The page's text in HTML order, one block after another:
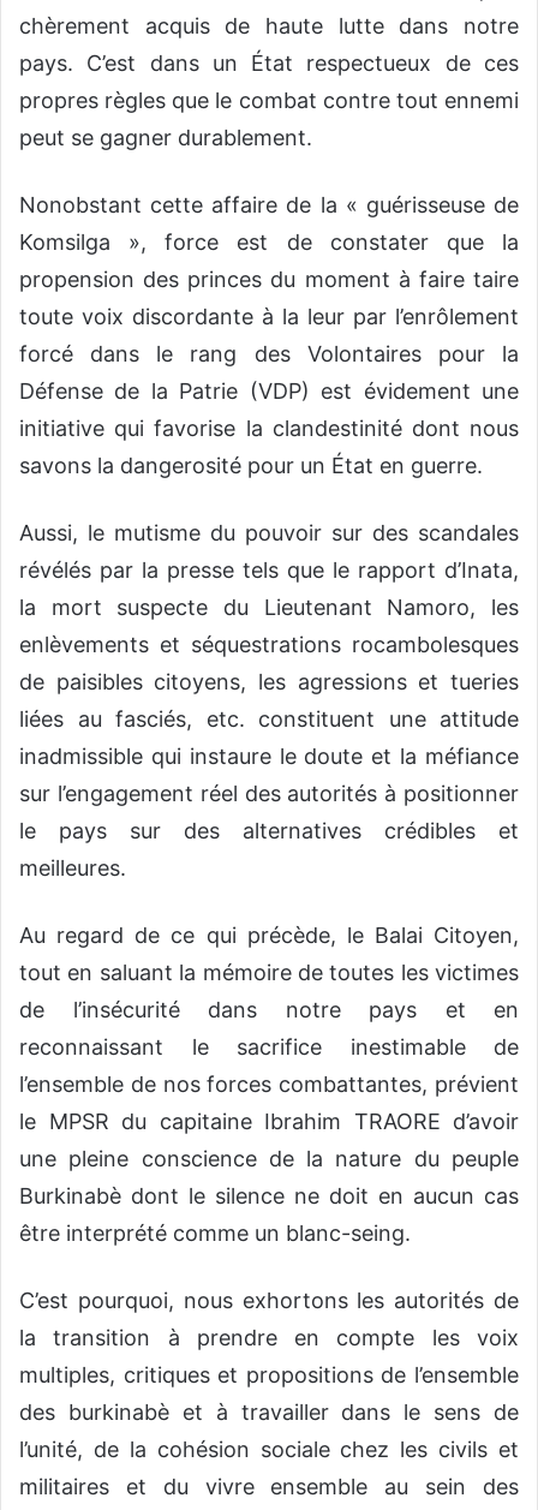
chèrement acquis de haute lutte dans notre
pays. C’est dans un État respectueux de ces
propres règles que le combat contre tout ennemi
peut se gagner durablement.
Nonobstant cette affaire de la « guérisseuse de
Komsilga », force est de constater que la
propension des princes du moment à faire taire
toute voix discordante à la leur par l’enrôlement
forcé dans le rang des Volontaires pour la
Défense de la Patrie (VDP) est évidement une
initiative qui favorise la clandestinité dont nous
savons la dangerosité pour un État en guerre.
Aussi, le mutisme du pouvoir sur des scandales
révélés par la presse tels que le rapport d’Inata,
la mort suspecte du Lieutenant Namoro, les
enlèvements et séquestrations rocambolesques
de paisibles citoyens, les agressions et tueries
liées au fasciés, etc. constituent une attitude
inadmissible qui instaure le doute et la méfiance
sur l’engagement réel des autorités à positionner
le pays sur des alternatives crédibles et
meilleures.
Au regard de ce qui précède, le Balai Citoyen,
tout en saluant la mémoire de toutes les victimes
de l’insécurité dans notre pays et en
reconnaissant le sacrifice inestimable de
l’ensemble de nos forces combattantes, prévient
le MPSR du capitaine Ibrahim TRAORE d’avoir
une pleine conscience de la nature du peuple
Burkinabè dont le silence ne doit en aucun cas
être interprété comme un blanc-seing.
C’est pourquoi, nous exhortons les autorités de
la transition à prendre en compte les voix
multiples, critiques et propositions de l’ensemble
des burkinabè et à travailler dans le sens de
l’unité, de la cohésion sociale chez les civils et
militaires et du vivre ensemble au sein des